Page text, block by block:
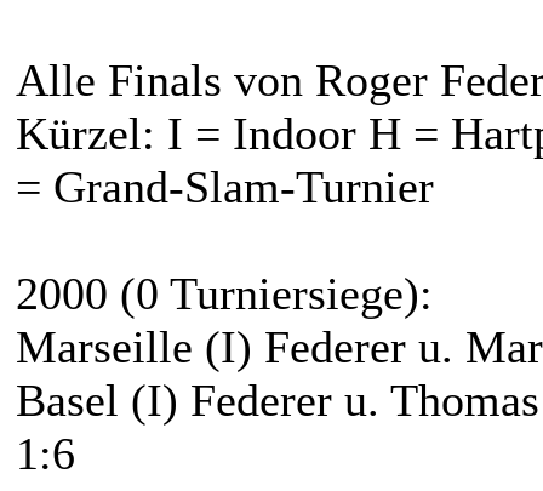
Alle Finals von Roger
Kürzel: I = Indoor H =
= Grand-Slam-Turnier
2000 (0 Turniersiege):
Marseille (I) Federer u.
Basel (I) Federer u.
1:6